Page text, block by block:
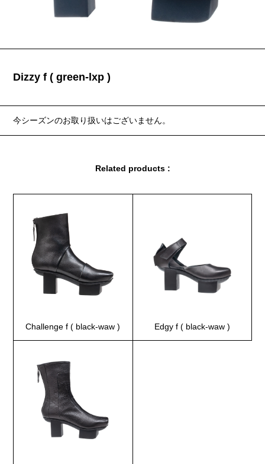
Dizzy f ( green-lxp )
今シーズンのお取り扱いはございません。
Related products :
Challenge f ( black-waw ) Edgy f ( black-waw )